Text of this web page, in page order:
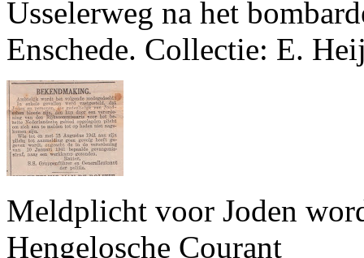
Usselerweg na het
Enschede. Collectie: E.
Meldplicht voor Joden
Hengelosche Courant